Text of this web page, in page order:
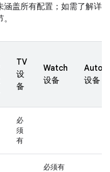
涵盖所有配置；如需了解详
TV
设
备
Watch
设备
设备
必
须
有
必须有